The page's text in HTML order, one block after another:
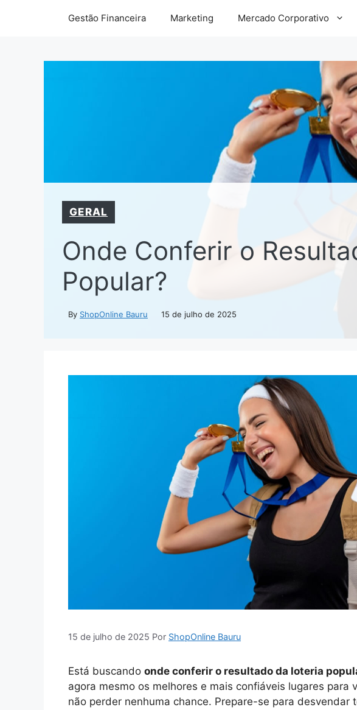
Gestão Financeira Marketing Mercado Corporativo
GERAL
Onde Conferir o
Popular?
By ShopOnline Bauru 15 de julho de 2025
15 de julho de 2025 Por ShopOnline Bauru
Está buscando onde conferir o resultado da loteria
agora mesmo os melhores e mais confiáveis lugares para
não perder nenhuma chance. Prepare-se para desvendar